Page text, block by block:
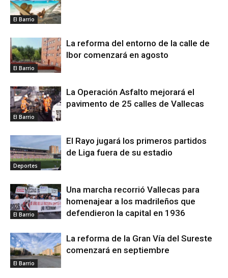
El Barrio
El Barrio
La reforma del entorno de la calle de
Ibor comenzará en agosto
El Barrio
La Operación Asfalto mejorará el
pavimento de 25 calles de Vallecas
Deportes
El Rayo jugará los primeros partidos
de Liga fuera de su estadio
El Barrio
Una marcha recorrió Vallecas para
homenajear a los madrileños que
defendieron la capital en 1936
El Barrio
La reforma de la Gran Vía del Sureste
comenzará en septiembre